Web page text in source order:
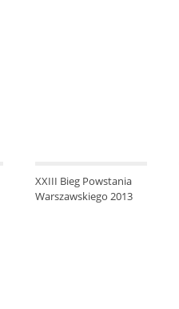
XXIII Bieg Powstania
Warszawskiego 2013